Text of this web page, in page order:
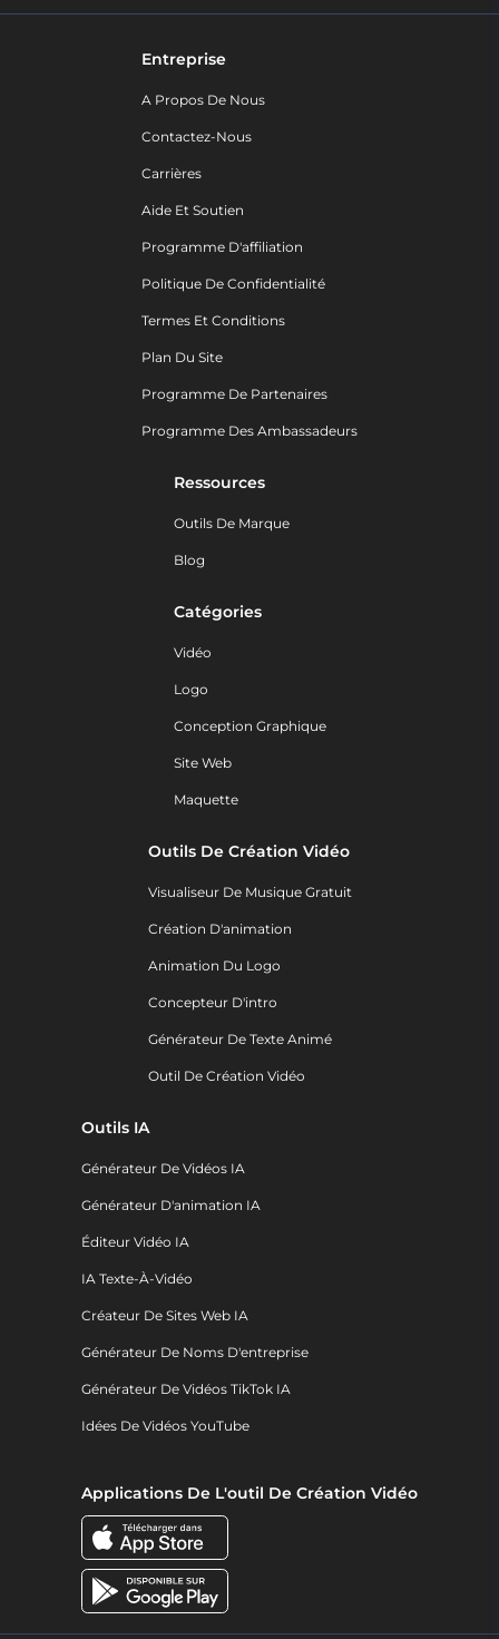
Entreprise
A Propos De Nous
Contactez-Nous
Carrières
Aide Et Soutien
Programme D'affiliation
Politique De Confidentialité
Termes Et Conditions
Plan Du Site
Programme De Partenaires
Programme Des Ambassadeurs
Ressources
Outils De Marque
Blog
Catégories
Vidéo
Logo
Conception Graphique
Site Web
Maquette
Outils De Création Vidéo
Visualiseur De Musique Gratuit
Création D'animation
Animation Du Logo
Concepteur D'intro
Générateur De Texte Animé
Outil De Création Vidéo
Outils IA
Générateur De Vidéos IA
Générateur D'animation IA
Éditeur Vidéo IA
IA Texte-À-Vidéo
Créateur De Sites Web IA
Générateur De Noms D'entreprise
Générateur De Vidéos TikTok IA
Idées De Vidéos YouTube
Applications De L'outil De Création Vidéo